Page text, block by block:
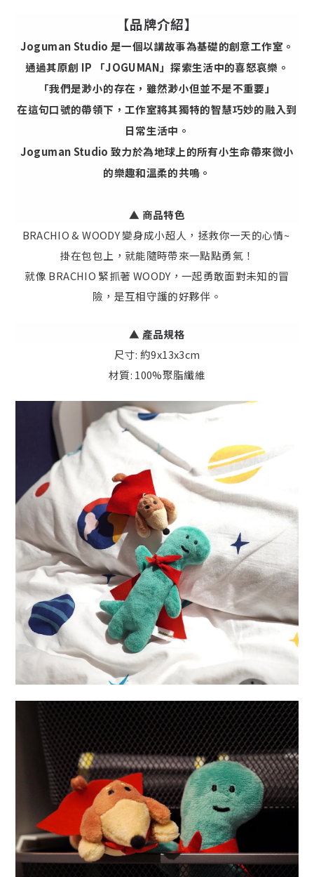
【品牌介紹】
Joguman Studio 是一個以講故事為基礎的創意工作室。
通過其原創 IP 「JOGUMAN」探索生活中的喜怒哀樂。
「我們是渺小的存在，雖然渺小但並不是不重要」
在這句口號的帶領下，工作室將其獨特的智慧巧妙的融入到
日常生活中。
Joguman Studio 致力於為地球上的所有小生命帶來微小
的樂趣和溫柔的共鳴。
▲ 商品特色
BRACHIO & WOODY 變身成小超人，拯救你一天的心情~
掛在包包上，就能隨時帶來一點點勇氣！
就像 BRACHIO 緊抓著 WOODY，一起勇敢面對未知的冒
險，是互相守護的好夥伴。
▲ 產品規格
尺寸: 約9x13x3cm
材質: 100%聚脂纖維